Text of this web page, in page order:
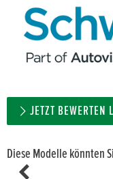
JETZT BEWERTEN
Diese Modelle könnten